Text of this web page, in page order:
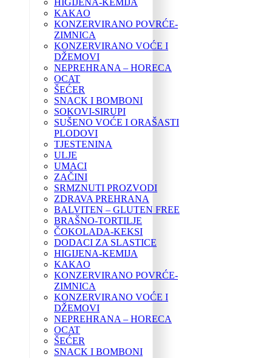
KAKAO
KONZERVIRANO POVRĆE-
ZIMNICA
KONZERVIRANO VOĆE I
DŽEMOVI
NEPREHRANA – HORECA
OCAT
ŠEĆER
SNACK I BOMBONI
SOKOVI-SIRUPI
SUŠENO VOĆE I ORAŠASTI
PLODOVI
TJESTENINA
ULJE
UMACI
ZAČINI
SRMZNUTI PROZVODI
ZDRAVA PREHRANA
BALVITEN – GLUTEN FREE
BRAŠNO-TORTILJE
ČOKOLADA-KEKSI
DODACI ZA SLASTICE
HIGIJENA-KEMIJA
KAKAO
KONZERVIRANO POVRĆE-
ZIMNICA
KONZERVIRANO VOĆE I
DŽEMOVI
NEPREHRANA – HORECA
OCAT
ŠEĆER
SNACK I BOMBONI